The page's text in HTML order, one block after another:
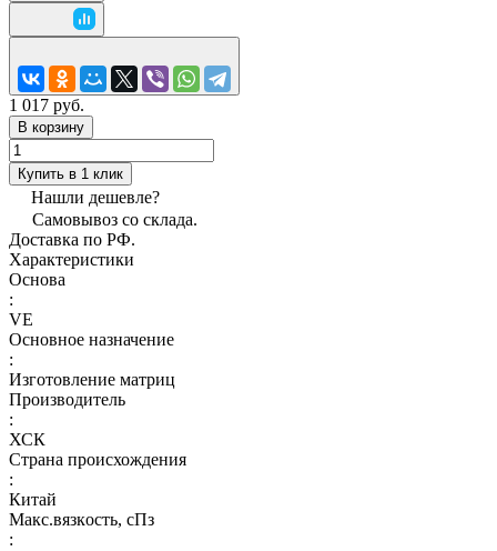
1 017 руб.
В корзину
Купить в 1 клик
Нашли дешевле?
Самовывоз со склада.
Доставка по РФ.
Характеристики
Основа
:
VE
Основное назначение
:
Изготовление матриц
Производитель
:
ХСК
Страна происхождения
:
Китай
Макс.вязкoсть, сПз
: